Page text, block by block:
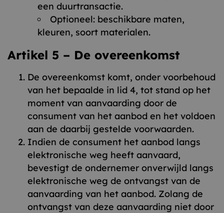
een duurtransactie.
Optioneel: beschikbare maten,
kleuren, soort materialen.
Artikel 5 – De overeenkomst
De overeenkomst komt, onder voorbehoud
van het bepaalde in lid 4, tot stand op het
moment van aanvaarding door de
consument van het aanbod en het voldoen
aan de daarbij gestelde voorwaarden.
Indien de consument het aanbod langs
elektronische weg heeft aanvaard,
bevestigt de ondernemer onverwijld langs
elektronische weg de ontvangst van de
aanvaarding van het aanbod. Zolang de
ontvangst van deze aanvaarding niet door